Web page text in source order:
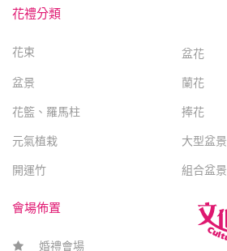
花禮分類
花束 盆花
盆景 蘭花
花籃、羅馬柱 捧花
元氣植栽 大型盆景
開運竹 組合盆景
會場佈置
婚禮會場